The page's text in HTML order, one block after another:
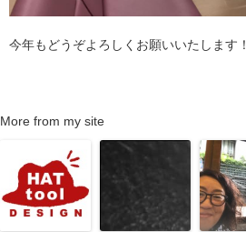
今年もどうぞよろしくお願いいたします！
More from my site